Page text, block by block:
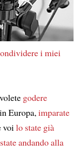
i miei
godere
Europa,imparate
voilo state già
state andando alla